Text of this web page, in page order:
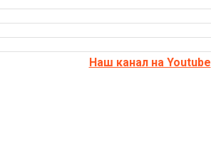
Наш канал на Youtube